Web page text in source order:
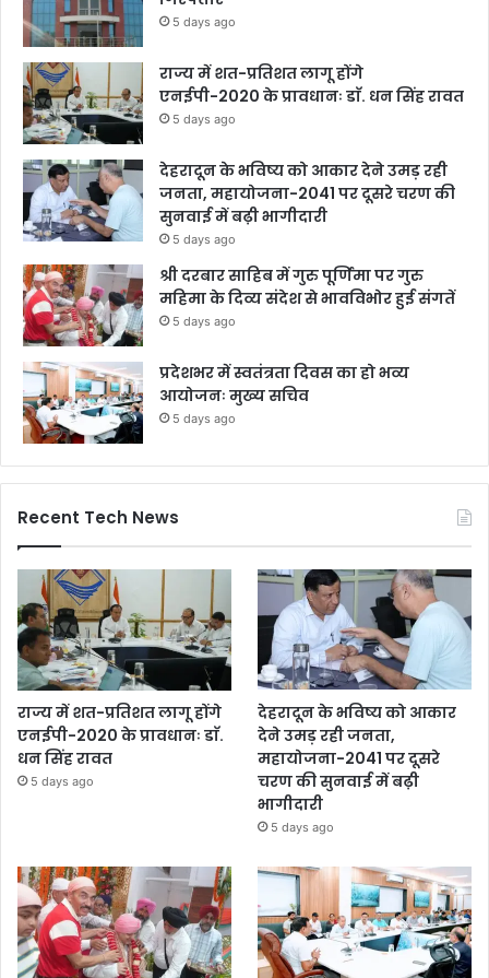
5 days ago
राज्य में शत-प्रतिशत लागू होंगे
एनईपी-2020 के प्रावधानः डाॅ. धन सिंह रावत
5 days ago
देहरादून के भविष्य को आकार देने उमड़ रही
जनता, महायोजना-2041 पर दूसरे चरण की
सुनवाई में बढ़ी भागीदारी
5 days ago
श्री दरबार साहिब में गुरु पूर्णिमा पर गुरु
महिमा के दिव्य संदेश से भावविभोर हुई संगतें
5 days ago
प्रदेशभर में स्वतंत्रता दिवस का हो भव्य
आयोजनः मुख्य सचिव
5 days ago
Recent Tech News
राज्य में शत-प्रतिशत लागू होंगे
एनईपी-2020 के प्रावधानः डाॅ.
धन सिंह रावत
5 days ago
देहरादून के भविष्य को आकार
देने उमड़ रही जनता,
महायोजना-2041 पर दूसरे
चरण की सुनवाई में बढ़ी
भागीदारी
5 days ago